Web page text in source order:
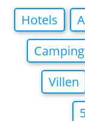
Hotels
Villen